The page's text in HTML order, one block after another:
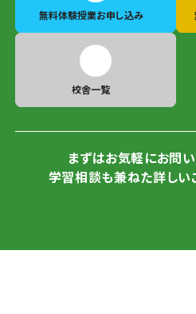
無料体験授業お申し込み
校舎一覧
まずはお気軽にお問い
学習相談も兼ねた詳しい